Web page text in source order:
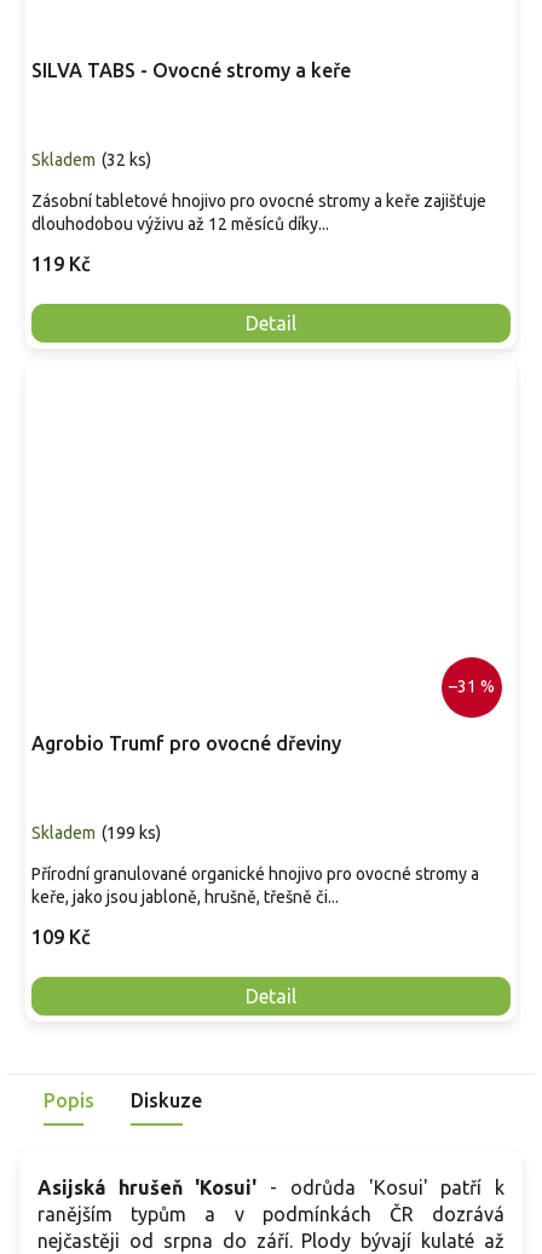
SILVA TABS - Ovocné stromy a keře
Skladem (32 ks)
119 Kč
Detail
Zásobní tabletové hnojivo pro ovocné stromy a keře zajišťuje
dlouhodobou výživu až 12 měsíců díky...
–31 %
Agrobio Trumf pro ovocné dřeviny
Skladem (199 ks)
109 Kč
Detail
Přírodní granulované organické hnojivo pro ovocné stromy a
keře, jako jsou jabloně, hrušně, třešně či...
Popis Diskuze
Asijská hrušeň 'Kosui' - odrůda 'Kosui' patří k
ranějším typům a v podmínkách ČR dozrává
nejčastěji od srpna do září. Plody bývají kulaté až